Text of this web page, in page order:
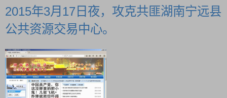
2015年3月17日夜，攻克共匪湖南宁远县
公共资源交易中心。